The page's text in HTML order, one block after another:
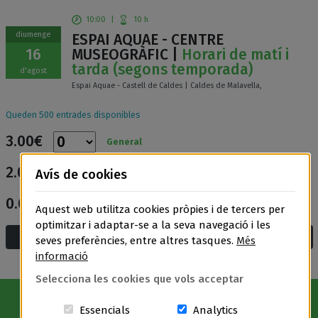
diumenge
16
d'agost
10:00 10 h
ESPAI AQUAE - CENTRE
MUSEOGRÀFIC | Horari de matí i
tarda (segons temporada)
Espai Aquae - Castell de Caldes | Caldes de Malavella,
Queden 500 entrades disponibles
3.00€ General
2.00€ Entrada reduïda
0.00€ Entrada gratuïta
Afegeix a la cistella i compra
Avís Legal|Política de privacitat|Política de cookies
Avís de cookies
Aquest web utilitza cookies pròpies i de tercers per
optimitzar i adaptar-se a la seva navegació i les
seves preferències, entre altres tasques. Més
informació
Selecciona les cookies que vols acceptar
Essencials Aquestes cookies són essencials
AnalyticsCookies related